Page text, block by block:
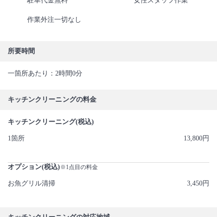
作業外注一切なし
所要時間
一箇所あたり：2時間0分
キッチンクリーニングの料金
キッチンクリーニング(税込)
1箇所 13,800円
オプション(税込)※1点目の料金
お魚グリル清掃 3,450円